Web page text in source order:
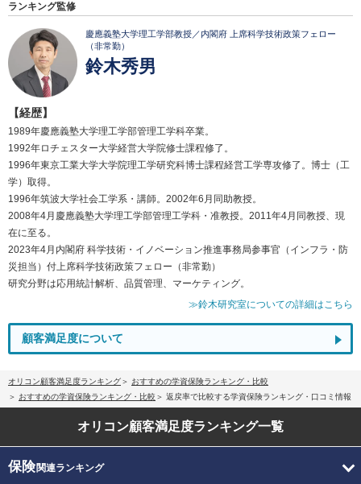
ランキング監修
慶應義塾大学理工学部教授／内閣府 上席科学技術政策フェロー
（非常勤）
鈴木秀男
【経歴】
1989年慶應義塾大学理工学部管理工学科卒業。
1992年ロチェスター大学経営大学院修士課程修了。
1996年東京工業大学大学院理工学研究科博士課程経営工学専攻修了。博士（工
学）取得。
1996年筑波大学社会工学系・講師。2002年6月同助教授。
2008年4月慶應義塾大学理工学部管理工学科・准教授。2011年4月同教授、現
在に至る。
2023年4月内閣府 科学技術・イノベーション推進事務局参事官（インフラ・防
災担当）付上席科学技術政策フェロー（非常勤）
研究分野は応用統計解析、品質管理、マーケティング。
≫鈴木研究室についての詳細はこちら
顧客満足度について
オリコン顧客満足度ランキング
おすすめの学資保険ランキング・比較
おすすめの学資保険ランキング・比較
返戻率で比較する学資保険ランキング・口コミ情報
オリコン顧客満足度ランキング一覧
保険関連ランキング